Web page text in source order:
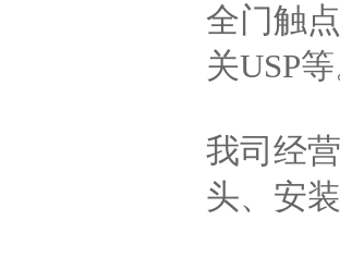
全门触
关USP
我司经
头、安